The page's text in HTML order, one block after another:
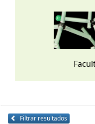
Filtrar resultados